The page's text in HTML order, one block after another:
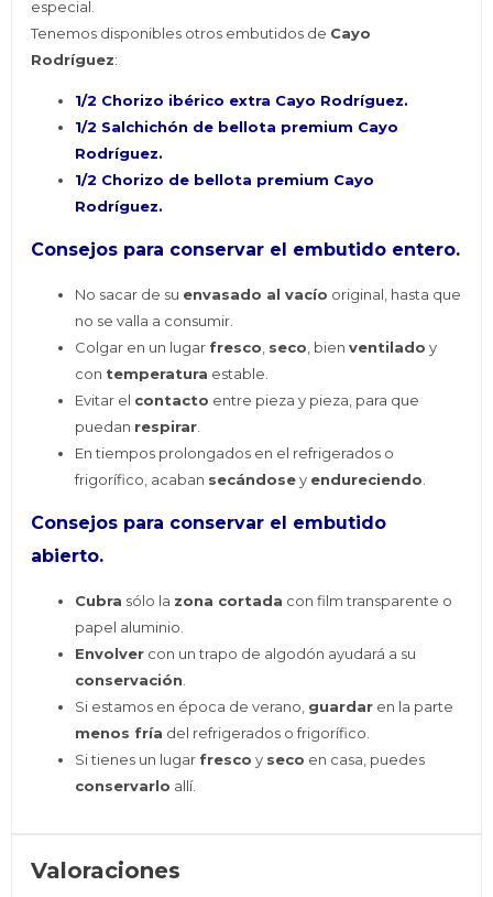
especial.
Tenemos disponibles otros embutidos de Cayo
Rodríguez:
1/2 Chorizo ibérico extra Cayo Rodríguez.
1/2 Salchichón de bellota premium Cayo
Rodríguez.
1/2 Chorizo de bellota premium Cayo
Rodríguez.
Consejos para conservar el embutido entero.
No sacar de su envasado al vacío original, hasta que
no se valla a consumir.
Colgar en un lugar fresco, seco, bienventilado y
con temperatura estable.
Evitar el contacto entre pieza y pieza, para que
puedan respirar.
En tiempos prolongados en el refrigerados o
frigorífico, acaban secándosey endureciendo.
Consejos para conservar el embutido
abierto.
Cubra sólo la zona cortada con film transparente o
papel aluminio.
Envolver con un trapo de algodón ayudará a su
conservación.
Si estamos en época de verano, guardar en la parte
menos fría del refrigerados o frigorífico.
Si tienes un lugar fresco y seco en casa, puedes
conservarlo allí.
Valoraciones